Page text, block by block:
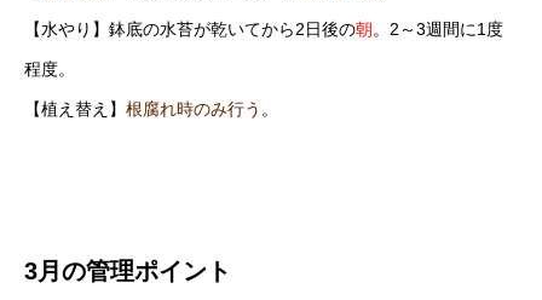
【水やり】鉢底の水苔が乾いてから2日後の朝。2～3週間に1度
程度。
【植え替え】 根腐れ時のみ行う 。
3月の管理ポイント